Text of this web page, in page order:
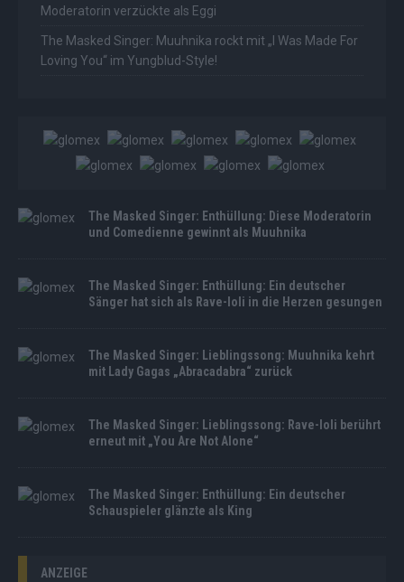
Moderatorin verzückte als Eggi
The Masked Singer: Muuhnika rockt mit „I Was Made For
Loving You“ im Yungblud-Style!
The Masked Singer: Enthüllung: Diese Moderatorin
und Comedienne gewinnt als Muuhnika
The Masked Singer: Enthüllung: Ein deutscher
Sänger hat sich als Rave-Ioli in die Herzen gesungen
The Masked Singer: Lieblingssong: Muuhnika kehrt
mit Lady Gagas „Abracadabra“ zurück
The Masked Singer: Lieblingssong: Rave-Ioli berührt
erneut mit „You Are Not Alone“
The Masked Singer: Enthüllung: Ein deutscher
Schauspieler glänzte als King
ANZEIGE